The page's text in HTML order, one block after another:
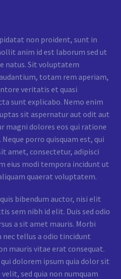
non proident, sunt in
anim id est laborum sed ut
natus. Sit voluptatem
totam rem aperiam,
veritatis et quasi
sunt explicabo. Nemo enim
sit aspernatur aut odit aut
magni dolores eos qui ratione
porro quisquam est, qui
amet, consectetur, adipisci
eius modi tempora incidunt ut
quaerat voluptatem.
bibendum auctor, nisi elit
sem nibh id elit. Duis sed odio
a sit amet mauris. Morbi
nec tellus a odio tincidunt
mauris vitae erat consequat.
dolorem ipsum quia dolor sit
sed quia non numquam